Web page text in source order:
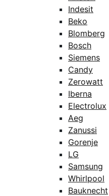
Indesit
Beko
Blomberg
Bosch
Siemens
Candy
Zerowatt
Iberna
Electrolux
Aeg
Zanussi
Gorenje
LG
Samsung
Whirlpool
Bauknecht